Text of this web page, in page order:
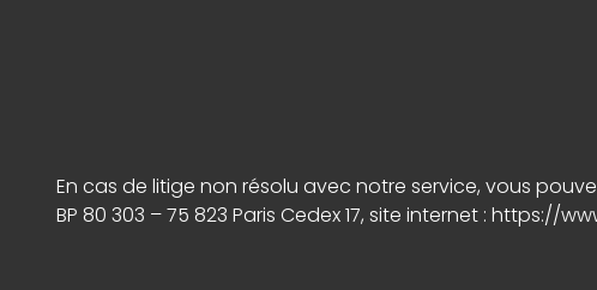
En cas de litige non résolu avec notre service, vous
BP 80 303 – 75 823 Paris Cedex 17, site internet : https://